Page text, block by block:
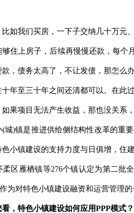
我们买房，一下子交纳几十万元
住上房子，后续再慢慢还款，每个
，债务太高了，不让发债，那怎么
年至三十年之间还清都可以。在此
果项目无法产生收益，那也没关系
)镇是推进供给侧结构性改革的重要
小镇建设的支持力度与日俱增，住
柔区雁栖镇等276个镇认定为第二批
为对特色小镇建设融资和运营管理
，特色小镇建设如何应用PPP模式